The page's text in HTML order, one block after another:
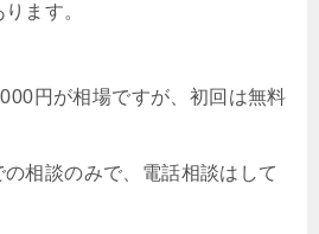
ます。
円が相場ですが、初回は無料
相談のみで、電話相談はして